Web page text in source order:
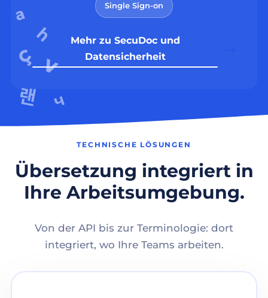
Single Sign-on
Mehr zu SecuDoc und
Datensicherheit
TECHNISCHE LÖSUNGEN
Übersetzung integriert in
Ihre Arbeitsumgebung.
Von der API bis zur Terminologie: dort
integriert, wo Ihre Teams arbeiten.